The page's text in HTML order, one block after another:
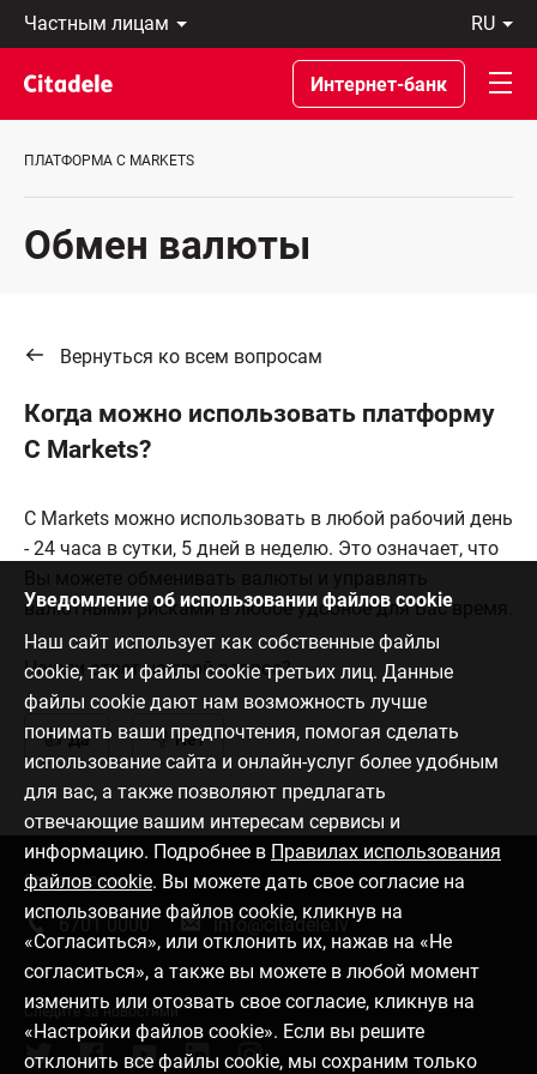
Частным
лицам
Предприятиям
Private
Banking
банке
ru
Latviski
По-
русски
In
Интернет-банк
ПЛАТФОРМА C MARKETS
Обмен валюты
Вернуться ко всем вопросам
Когда можно использовать платформу
C Markets?
C Markets можно использовать в любой рабочий день
- 24 часа в сутки, 5 дней в неделю. Это означает, что
валютными рисками в любое удобное для Bас время.
Нашли ответ на свой вопрос?
Да Нет
Уведомление об использовании файлов cookie
Наш сайт использует как собственные файлы
cookie, так и файлы cookie третьих лиц. Данные
файлы cookie дают нам возможность лучше
понимать ваши предпочтения, помогая сделать
использование сайта и онлайн-услуг более удобным
для вас, а также позволяют предлагать
отвечающие вашим интересам сервисы и
информацию. Подробнее в Правилах использования
файлов cookie. Вы можете дать свое согласие на
использование файлов cookie, кликнув на
«Согласиться», или отклонить их, нажав на «Не
согласиться», а также вы можете в любой момент
изменить или отозвать свое согласие, кликнув на
«Настройки файлов cookie». Если вы решите
отклонить все файлы cookie, мы сохраним только
Связаться с нами
6701 0000 info@citadele.lv
Следите за новостями